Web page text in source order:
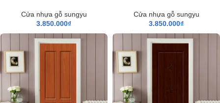
Cửa nhựa gỗ sungyu
3.850.000₫
Cửa nhựa gỗ sungyu
3.850.000₫